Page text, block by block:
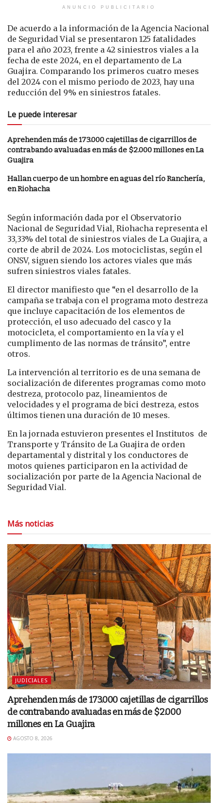
ANUNCIO PUBLICITARIO
De acuerdo a la información de la Agencia Nacional
de Seguridad Vial se presentaron 125 fatalidades
para el año 2023, frente a 42 siniestros viales a la
fecha de este 2024, en el departamento de La
Guajira. Comparando los primeros cuatro meses
del 2024 con el mismo periodo de 2023, hay una
reducción del 9% en siniestros fatales.
Le puede interesar
Aprehenden más de 173.000 cajetillas de cigarrillos de
contrabando avaluadas en más de $2.000 millones en La
Guajira
Hallan cuerpo de un hombre en aguas del río Ranchería,
en Riohacha
Según información dada por el Observatorio
Nacional de Seguridad Vial, Riohacha representa el
33,33% del total de siniestros viales de La Guajira, a
corte de abril de 2024. Los motociclistas, según el
ONSV, siguen siendo los actores viales que más
sufren siniestros viales fatales.
El director manifiesto que “en el desarrollo de la
campaña se trabaja con el programa moto destreza
que incluye capacitación de los elementos de
protección, el uso adecuado del casco y la
motocicleta, el comportamiento en la vía y el
cumplimento de las normas de tránsito”, entre
otros.
La intervención al territorio es de una semana de
socialización de diferentes programas como moto
destreza, protocolo paz, lineamientos de
velocidades y el programa de bici destreza, estos
últimos tienen una duración de 10 meses.
En la jornada estuvieron presentes el Institutos de
Transporte y Tránsito de La Guajira de orden
departamental y distrital y los conductores de
motos quienes participaron en la actividad de
socialización por parte de la Agencia Nacional de
Seguridad Vial.
Más noticias
JUDICIALES
Aprehenden más de 173.000 cajetillas de cigarrillos
de contrabando avaluadas en más de $2.000
millones en La Guajira
AGOSTO 8, 2026